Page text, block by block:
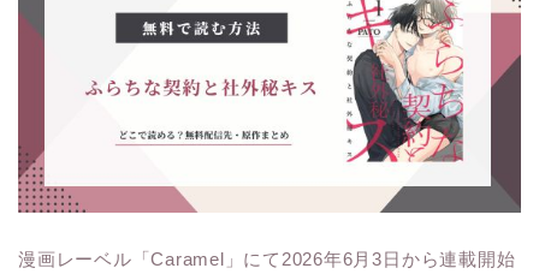
漫画レーベル「Caramel」にて2026年6月3日から連載開始